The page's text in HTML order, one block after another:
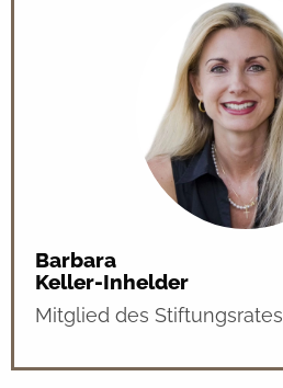
Barbara
Keller-Inhelder
Mitglied des Stiftungsrates